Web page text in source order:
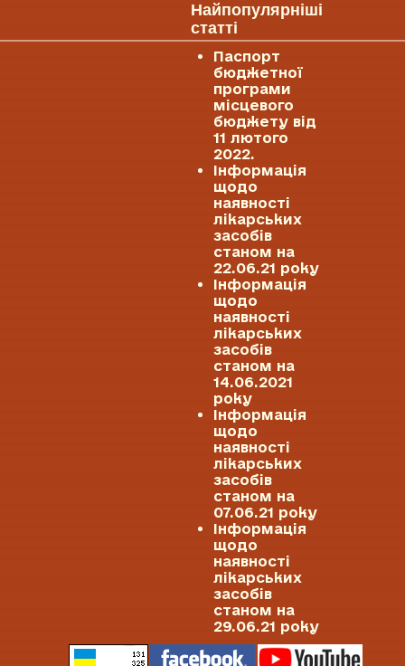
Найпопулярніші
статті
Паспорт
бюджетної
програми
місцевого
бюджету від
11 лютого
2022.
Інформація
щодо
наявності
лікарських
засобів
станом на
22.06.21 року
Інформація
щодо
наявності
лікарських
засобів
станом на
14.06.2021
року
Інформація
щодо
наявності
лікарських
засобів
станом на
07.06.21 року
Інформація
щодо
наявності
лікарських
засобів
станом на
29.06.21 року